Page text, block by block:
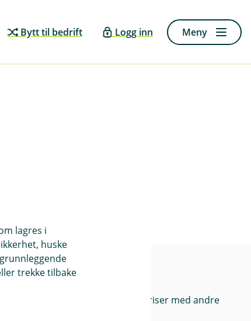
Bytt til bedrift Logg inn Meny
Priser
Sammenlign våre priser med andre
lagres i
huske
trekke tilbake